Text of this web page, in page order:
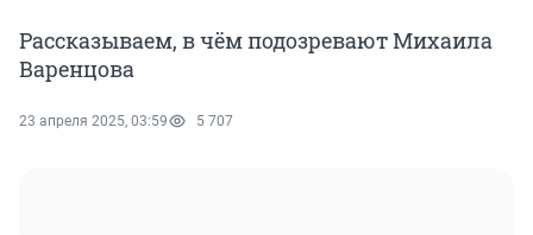
Рассказываем, в чём подозревают Михаила
Варенцова
23 апреля 2025, 03:59 5 707